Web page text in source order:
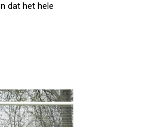
dat het hele